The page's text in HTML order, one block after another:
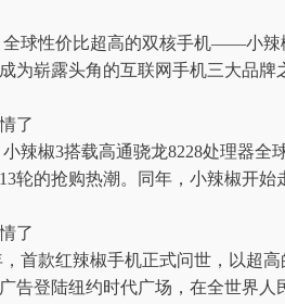
全球性价比超高的双核手机——小辣
为崭露头角的互联网手机三大品牌
辣椒3搭载高通骁龙8228处理器全
轮的抢购热潮。同年，小辣椒开始
首款红辣椒手机正式问世，以超
告登陆纽约时代广场，在全世界人